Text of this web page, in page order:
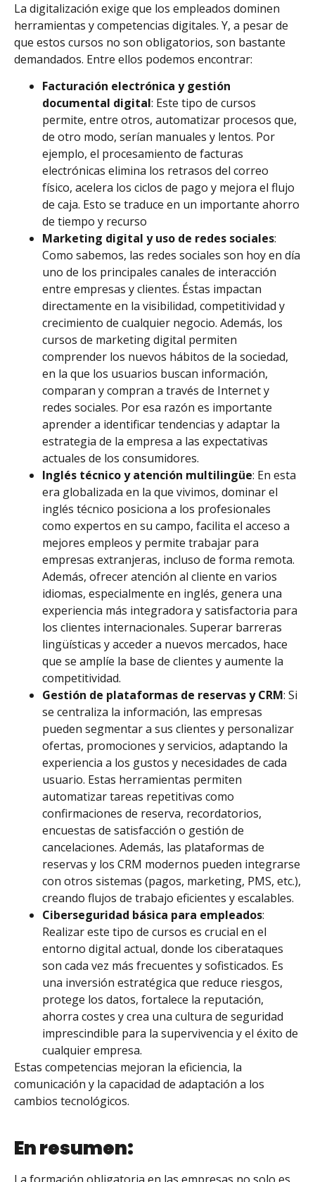
La digitalización exige que los empleados dominen
herramientas y competencias digitales. Y, a pesar de
que estos cursos no son obligatorios, son bastante
demandados. Entre ellos podemos encontrar:
Facturación electrónica y gestión
documental digital: Este tipo de cursos
permite, entre otros, automatizar procesos que,
de otro modo, serían manuales y lentos. Por
ejemplo, el procesamiento de facturas
electrónicas elimina los retrasos del correo
físico, acelera los ciclos de pago y mejora el flujo
de caja. Esto se traduce en un importante ahorro
de tiempo y recurso
Marketing digital y uso de redes sociales:
Como sabemos, las redes sociales son hoy en día
uno de los principales canales de interacción
entre empresas y clientes. Éstas impactan
directamente en la visibilidad, competitividad y
crecimiento de cualquier negocio. Además, los
cursos de marketing digital permiten
comprender los nuevos hábitos de la sociedad,
en la que los usuarios buscan información,
comparan y compran a través de Internet y
redes sociales. Por esa razón es importante
aprender a identificar tendencias y adaptar la
estrategia de la empresa a las expectativas
actuales de los consumidores.
Inglés técnico y atención multilingüe: En esta
era globalizada en la que vivimos, dominar el
inglés técnico posiciona a los profesionales
como expertos en su campo, facilita el acceso a
mejores empleos y permite trabajar para
empresas extranjeras, incluso de forma remota.
Además, ofrecer atención al cliente en varios
idiomas, especialmente en inglés, genera una
experiencia más integradora y satisfactoria para
los clientes internacionales. Superar barreras
lingüísticas y acceder a nuevos mercados, hace
que se amplíe la base de clientes y aumente la
competitividad.
Gestión de plataformas de reservas y CRM: Si
se centraliza la información, las empresas
pueden segmentar a sus clientes y personalizar
ofertas, promociones y servicios, adaptando la
experiencia a los gustos y necesidades de cada
usuario. Estas herramientas permiten
automatizar tareas repetitivas como
confirmaciones de reserva, recordatorios,
encuestas de satisfacción o gestión de
cancelaciones. Además, las plataformas de
reservas y los CRM modernos pueden integrarse
con otros sistemas (pagos, marketing, PMS, etc.),
creando flujos de trabajo eficientes y escalables.
Ciberseguridad básica para empleados:
Realizar este tipo de cursos es crucial en el
entorno digital actual, donde los ciberataques
son cada vez más frecuentes y sofisticados. Es
una inversión estratégica que reduce riesgos,
protege los datos, fortalece la reputación,
ahorra costes y crea una cultura de seguridad
imprescindible para la supervivencia y el éxito de
cualquier empresa.
Estas competencias mejoran la eficiencia, la
comunicación y la capacidad de adaptación a los
cambios tecnológicos.
En resumen: